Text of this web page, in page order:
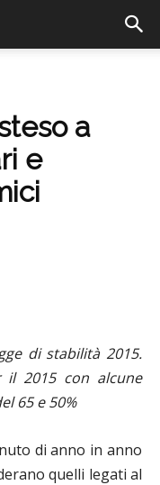
a
e
di stabilità 2015.
il 2015 con alcune
65 e 50%
di anno in anno
quelli legati al